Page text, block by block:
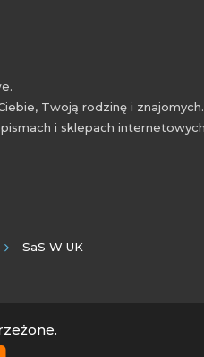
Twoją rodzinę i
i sklepach
SaS W UK